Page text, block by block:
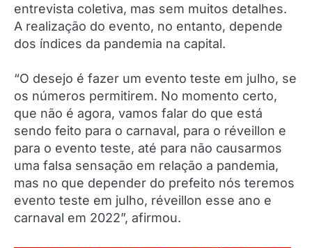
entrevista coletiva, mas sem muitos detalhes.
A realização do evento, no entanto, depende
dos índices da pandemia na capital.
“O desejo é fazer um evento teste em julho, se
os números permitirem. No momento certo,
que não é agora, vamos falar do que está
sendo feito para o carnaval, para o réveillon e
para o evento teste, até para não causarmos
uma falsa sensação em relação a pandemia,
mas no que depender do prefeito nós teremos
evento teste em julho, réveillon esse ano e
carnaval em 2022”, afirmou.